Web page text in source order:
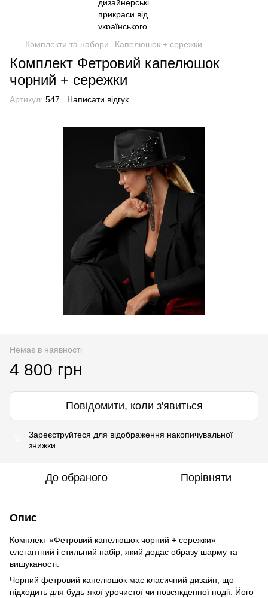
Комплекти та набори Капелюшок + сережки
Комплект Фетровий капелюшок
чорний + сережки
Артикул: 547 Написати відгук
Немає в наявності
4 800 грн
Повідомити, коли з'явиться
Зареєструйтеся для відображення накопичувальної
знижки
До обраного Порівняти
Опис
Комплект «Фетровий капелюшок чорний + сережки» —
елегантний і стильний набір, який додає образу шарму та
вишуканості.
Чорний фетровий капелюшок має класичний дизайн, що
підходить для будь-якої урочистої чи повсякденної події. Його